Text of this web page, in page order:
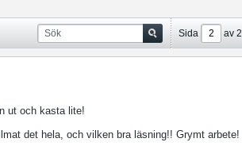
Sida av 2
ut och kasta lite!
det hela, och vilken bra läsning!! Grymt arbete!